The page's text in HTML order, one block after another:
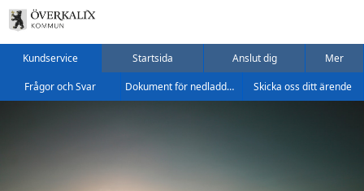
Kundservice Startsida Anslut dig Mer
Frågor och Svar Dokument för nedladdning Skicka oss ditt ärende